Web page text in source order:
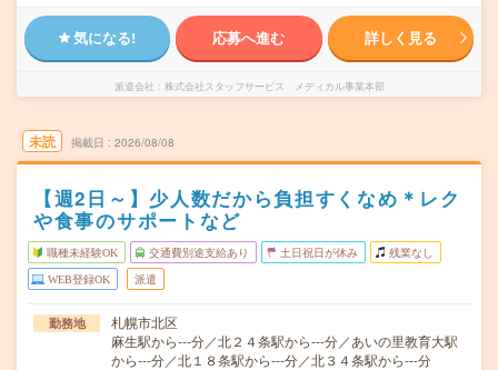
気になる! 応募へ進む 詳しく見る
派遣会社 株式会社スタッフサービス メディカル事業本部
未読 掲載日 2026/08/08
【週2日～】少人数だから負担すくなめ＊レク
や食事のサポートなど
職種未経験OK 交通費別途支給あり 土日祝日が休み 残業なし
WEB登録OK 派遣
勤務地
札幌市北区
麻生駅から---分／北２４条駅から---分／あいの里教育大駅
から---分／北１８条駅から---分／北３４条駅から---分